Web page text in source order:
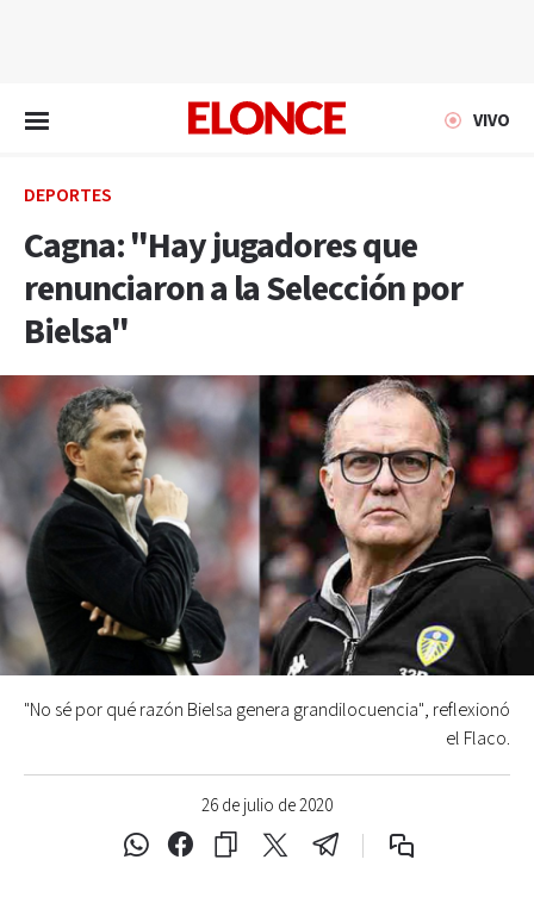
VIVO
DEPORTES
Cagna: "Hay jugadores que
renunciaron a la Selección por
Bielsa"
26 de julio de 2020
"No sé por qué razón Bielsa genera grandilocuencia", reflexionó
el Flaco.